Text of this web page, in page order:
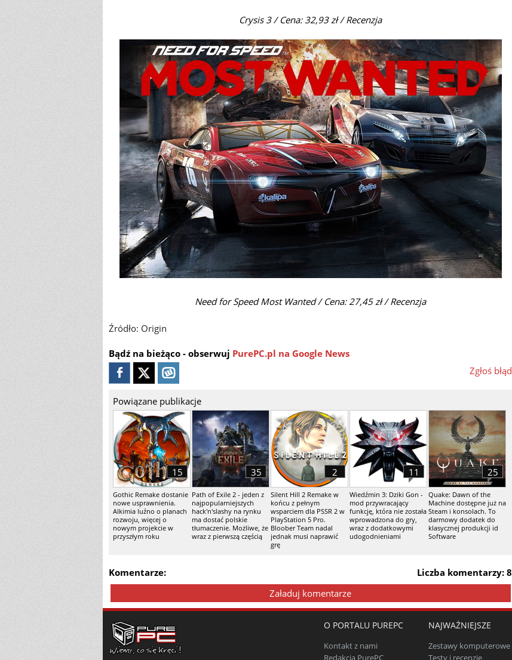
Crysis 3 / Cena: 32,93 zł /Recenzja
Need for Speed Most Wanted / Cena: 27,45 zł /Recenzja
Źródło: Origin
Bądź na bieżąco - obserwuj PurePC.pl na Google News
Zgłoś błąd
Powiązane publikacje
Gothic Remake dostanie
nowe usprawnienia.
Alkimia luźno o planach
rozwoju, więcej o
nowym projekcie w
przyszłym roku
15
Path of Exile 2 - jeden z
najpopularniejszych
hack'n'slashy na rynku
ma dostać polskie
tłumaczenie. Możliwe, że
wraz z pierwszą częścią
35
Silent Hill 2 Remake w
końcu z pełnym
wsparciem dla PSSR 2 w
PlayStation 5 Pro.
Bloober Team nadal
jednak musi naprawić
grę
2
Wiedźmin 3: Dziki Gon -
mod przywracający
funkcję, która nie została
wprowadzona do gry,
wraz z dodatkowymi
udogodnieniami
11
Quake: Dawn of the
Machine dostępne już na
Steam i konsolach. To
darmowy dodatek do
klasycznej produkcji id
Software
25
Liczba komentarzy: 8
Komentarze:
Załaduj komentarze
O PORTALU PUREPC
Kontakt z nami
Redakcja PurePC
NAJWAŻNIEJSZE
Zestawy komputerowe
Testy i recenzje